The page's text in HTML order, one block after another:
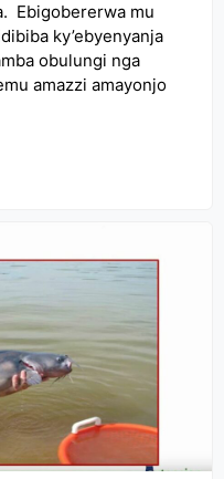
Ebigobererwa mu
ky’ebyenyanja
obulungi nga
amazzi amayonjo